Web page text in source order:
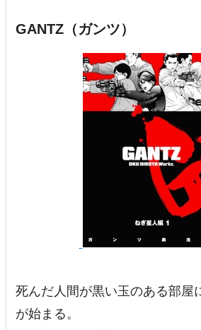
GANTZ（ガンツ）
死んだ人間が黒い玉のある部屋
が始まる。